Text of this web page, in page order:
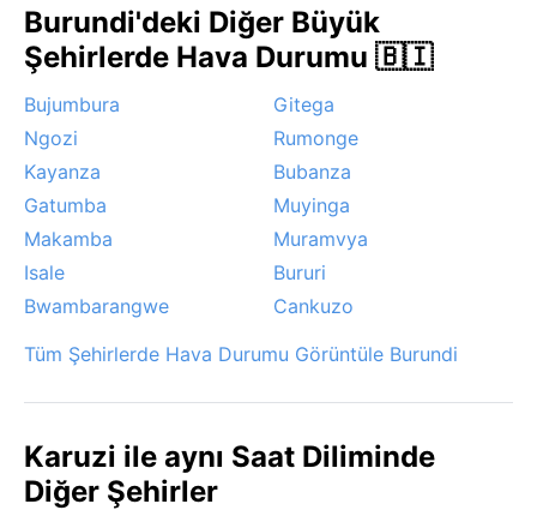
muson veya fırtına gibi aşırı hava olayları nadirdir; en
dikkat çekici doğa olayı, sıcak ve kurak yaz günlerinin
ardından gelen serin gecelerdeki ani sıcaklık
düşüşleridir.
Burundi'deki Diğer Büyük
Şehirlerde Hava Durumu 🇧🇮
Bujumbura
Gitega
Ngozi
Rumonge
Kayanza
Bubanza
Gatumba
Muyinga
Makamba
Muramvya
Isale
Bururi
Bwambarangwe
Cankuzo
Tüm Şehirlerde Hava Durumu Görüntüle Burundi
Karuzi ile aynı Saat Diliminde
Diğer Şehirler